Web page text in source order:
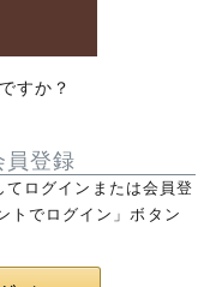
すか？
員登録
ログインまたは会員登
トでログイン」ボタン